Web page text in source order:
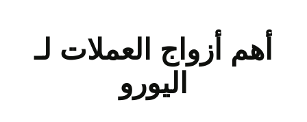
أهم أزواج العملات لـ
اليورو